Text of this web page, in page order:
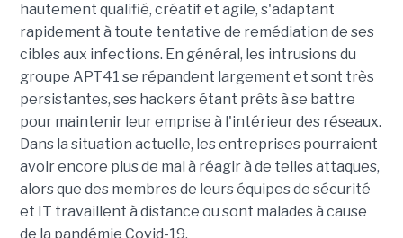
hautement qualifié, créatif et agile, s'adaptant
rapidement à toute tentative de remédiation de ses
cibles aux infections. En général, les intrusions du
groupe APT41 se répandent largement et sont très
persistantes, ses hackers étant prêts à se battre
pour maintenir leur emprise à l'intérieur des réseaux.
Dans la situation actuelle, les entreprises pourraient
avoir encore plus de mal à réagir à de telles attaques,
alors que des membres de leurs équipes de sécurité
et IT travaillent à distance ou sont malades à cause
de la pandémie Covid-19.